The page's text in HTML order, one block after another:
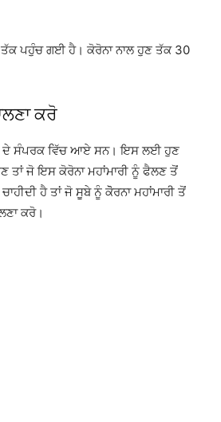
ਤੱਕ ਪਹੁੰਚ ਗਈ ਹੈ। ਕੋਰੋਨਾ ਨਾਲ ਹੁਣ ਤੱਕ 30
ਕਰੋ
ਦੇ ਸੰਪਰਕ ਵਿੱਚ ਆਏ ਸਨ। ਇਸ ਲਈ ਹੁਣ
ਜੋ ਇਸ ਕੋਰੋਨਾ ਮਹਾਂਮਾਰੀ ਨੂੰ ਫੈਲਣ ਤੋਂ
ਹੈ ਤਾਂ ਜੋ ਸੂਬੇ ਨੂੰ ਕੋੋਰਨਾ ਮਹਾਂਮਾਰੀ ਤੋਂ
ਕਰੋ।